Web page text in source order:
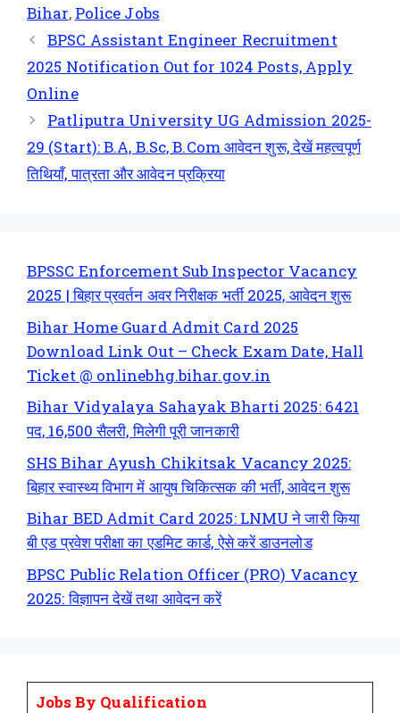
Bihar, Police Jobs
BPSC Assistant Engineer Recruitment
2025 Notification Out for 1024 Posts, Apply
Online
Patliputra University UG Admission 2025-
29 (Start): B.A, B.Sc, B.Com आवेदन शुरू, देखें महत्वपूर्ण
तिथियाँ, पात्रता और आवेदन प्रक्रिया
BPSSC Enforcement Sub Inspector Vacancy
2025 | बिहार प्रवर्तन अवर निरीक्षक भर्ती 2025, आवेदन शुरू
Bihar Home Guard Admit Card 2025
Download Link Out – Check Exam Date, Hall
Ticket @ onlinebhg.bihar.gov.in
Bihar Vidyalaya Sahayak Bharti 2025: 6421
पद, 16,500 सैलरी, मिलेगी पूरी जानकारी
SHS Bihar Ayush Chikitsak Vacancy 2025:
बिहार स्वास्थ्य विभाग में आयुष चिकित्सक की भर्ती, आवेदन शुरू
Bihar BED Admit Card 2025: LNMU ने जारी किया
बी एड प्रवेश परीक्षा का एडमिट कार्ड, ऐसे करें डाउनलोड
BPSC Public Relation Officer (PRO) Vacancy
2025: विज्ञापन देखें तथा आवेदन करें
Jobs By Qualification